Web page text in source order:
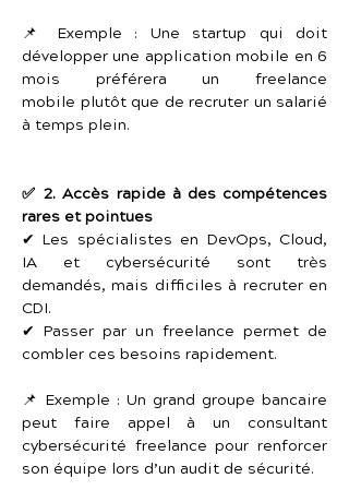
📌 Exemple : Une startup qui doit
développer une application mobile en 6
mois préférera un freelance
mobile plutôt que de recruter un salarié
à temps plein.
✅ 2. Accès rapide à des compétences
rares et pointues
✔ Les spécialistes en DevOps, Cloud,
IA et cybersécurité sont très
demandés, mais difficiles à recruter en
CDI.
✔ Passer par un freelance permet de
combler ces besoins rapidement.
📌 Exemple : Un grand groupe bancaire
peut faire appel à un consultant
cybersécurité freelance pour renforcer
son équipe lors d’un audit de sécurité.